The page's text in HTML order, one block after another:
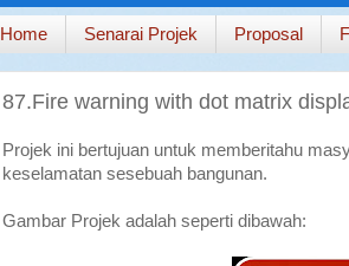
Home Senarai Projek Proposal
87.Fire warning with dot matrix
Projek ini bertujuan untuk memberitahu
keselamatan sesebuah bangunan.
Gambar Projek adalah seperti dibawah: